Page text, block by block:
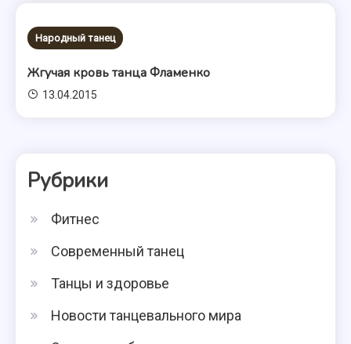
Народный танец
Жгучая кровь танца Фламенко
13.04.2015
Рубрики
Фитнес
Современный танец
Танцы и здоровье
Новости танцевального мира